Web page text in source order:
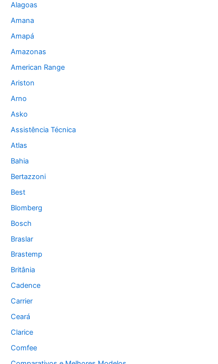
Alagoas
Amana
Amapá
Amazonas
American Range
Ariston
Arno
Asko
Assistência Técnica
Atlas
Bahia
Bertazzoni
Best
Blomberg
Bosch
Braslar
Brastemp
Britânia
Cadence
Carrier
Ceará
Clarice
Comfee